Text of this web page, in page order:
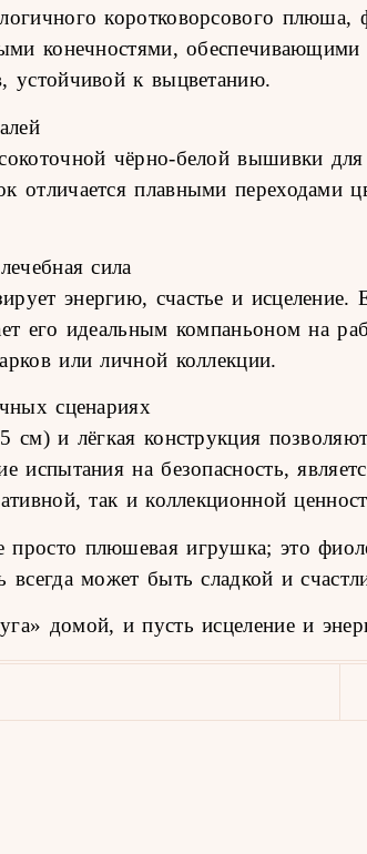
коротковорсового
конечностями,
устойчивой к выцветанию.
чёрно-белой вышивки
отличается плавными переходами
сила
энергию, счастье и
его идеальным компаньоном на
или личной коллекции.
сценариях
см) и лёгкая конструкция
испытания на безопасность,
так и коллекционной
плюшевая игрушка; это
может быть сладкой и
домой, и пусть исцеление и